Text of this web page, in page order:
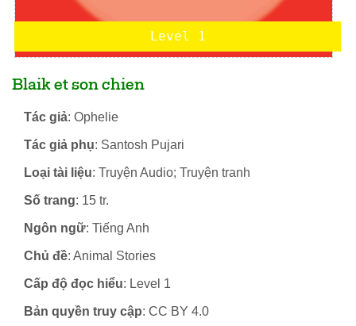
Level 1
Blaik et son chien
Tác giả: Ophelie
Tác giả phụ: Santosh Pujari
Loại tài liệu: Truyện Audio; Truyện tranh
Số trang: 15 tr.
Ngôn ngữ: Tiếng Anh
Chủ đề: Animal Stories
Cấp độ đọc hiểu: Level 1
Bản quyền truy cập: CC BY 4.0